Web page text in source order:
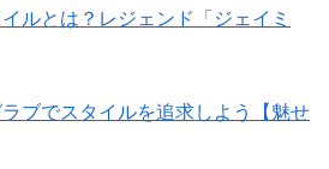
ルとは？レジェンド「ジェイミ
ブでスタイルを追求しよう【魅せ